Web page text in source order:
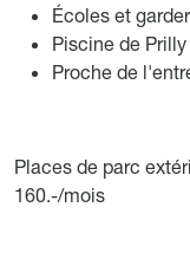
Écoles et
Piscine de
Proche de
Places de parc
160.-/mois